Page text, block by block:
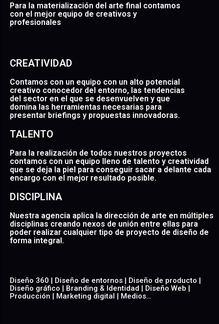
Para la materialización del arte final contamos
con el mejor equipo de creativos y
profesionales
CREATIVIDAD
Contamos con un equipo con un alto potencial
creativo conocedor del entorno, las tendencias
del sector en el que se desenvuelven y que
domina las herramientas necesarias para
presentar briefings y propuestas innovadoras.
TALENTO
Para la realización de todos nuestros proyectos
contamos con un equipo lleno de talento y creatividad
que se deja la piel para conseguir sacar a delante cada
encargo con el mejor resultado posible.
DISCIPLINA
Nuestra agencia aplica la dirección de arte en múltiples
disciplinas creando nexos de unión entre ellas para
poder realizar cualquier tipo de proyecto de diseño de
forma integral.
Diseño 360 | Diseño de entornos | Diseño de producto |
Diseño gráfico | Branding & Identidad | Diseño Web |
Producción | Marketing digital | Medios…